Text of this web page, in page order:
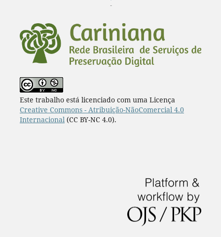
¨
Este trabalho está licenciado com uma Licença
Creative Commons - Atribuição-NãoComercial 4.0
Internacional (CC BY-NC 4.0).